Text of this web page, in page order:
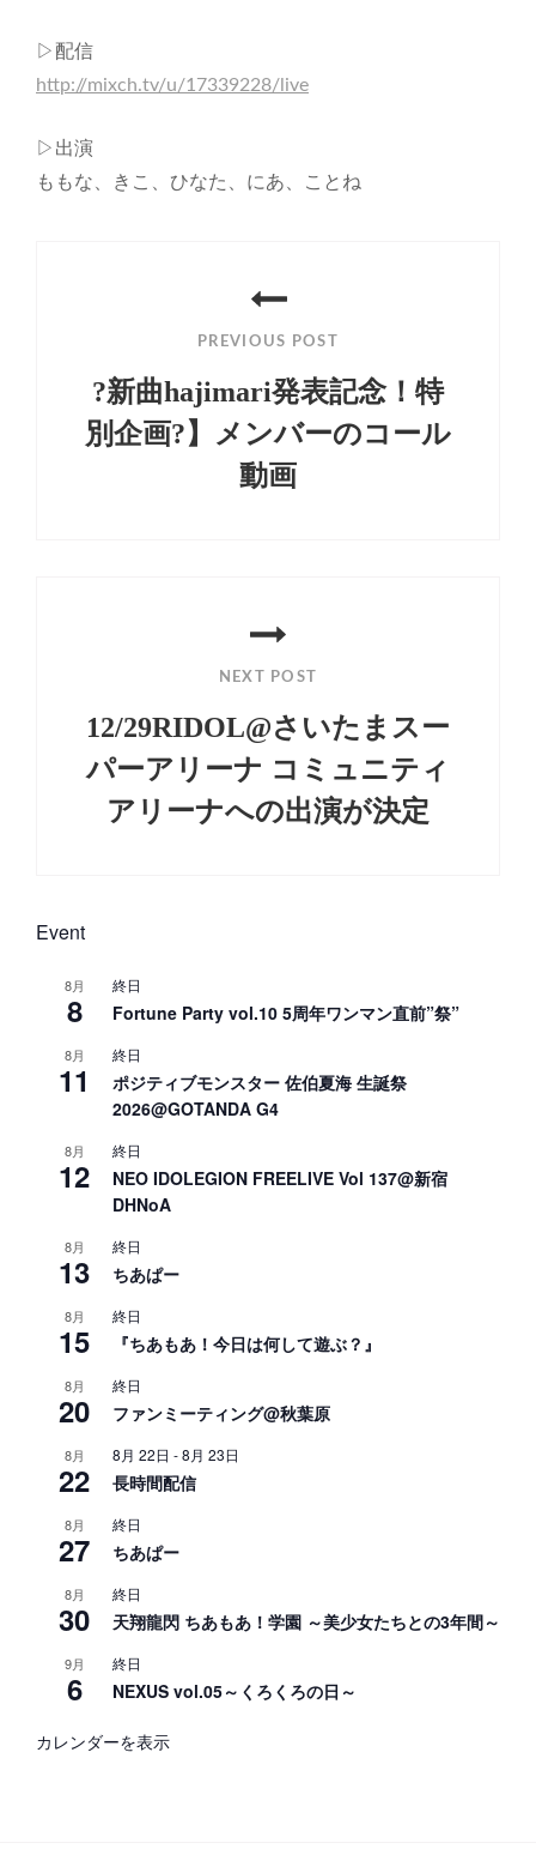
▷配信
http://mixch.tv/u/17339228/live
▷出演
ももな、きこ、ひなた、にあ、ことね
PREVIOUS POST
?新曲hajimari発表記念！特
別企画?】メンバーのコール
動画
NEXT POST
12/29RIDOL@さいたまスー
パーアリーナ コミュニティ
アリーナへの出演が決定
Event
8月
8
終日
Fortune Party vol.10 5周年ワンマン直前”祭”
8月
11
終日
ポジティブモンスター 佐伯夏海 生誕祭
2026@GOTANDA G4
8月
12
終日
NEO IDOLEGION FREELIVE Vol 137@新宿
DHNoA
8月
13
終日
ちあぱー
8月
15
終日
『ちあもあ！今日は何して遊ぶ？』
8月
20
終日
ファンミーティング@秋葉原
8月
22
8月 22日 -8月 23日
長時間配信
8月
27
終日
ちあぱー
8月
30
終日
天翔龍閃 ちあもあ！学園 ～美少女たちとの3年間～
9月
6
終日
NEXUS vol.05～くろくろの日～
カレンダーを表示